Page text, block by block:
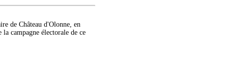
de Château d'Olonne, en
campagne électorale de ce